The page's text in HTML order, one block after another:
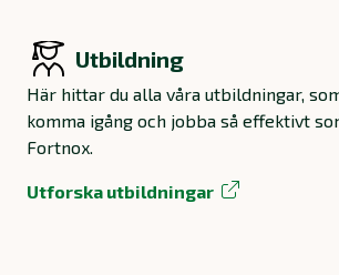
Utbildning
Här hittar du alla våra utbildningar,
komma igång och jobba så effektivt
Fortnox.
Utforska utbildningar